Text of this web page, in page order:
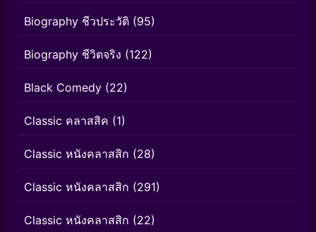
Biography ชีวประวัติ (95)
Biography ชีวิตจริง (122)
Black Comedy (22)
Classic คลาสสิค (1)
Classic หนังคลาสสิก (28)
Classic หนังคลาสสิก (291)
Classic หนังคลาสสิก (22)